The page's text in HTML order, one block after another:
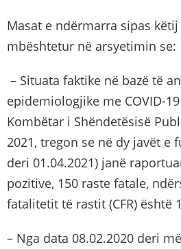
Masat e ndërmarra sipas
mbështetur në arsyetimin se:
– Situata faktike në bazë të
epidemiologjike me COVID-
Kombëtar i Shëndetësisë
2021, tregon se në dy javët e
deri 01.04.2021) janë
pozitive, 150 raste fatale,
fatalitetit të rastit (CFR) është
– Nga data 08.02.2020 deri